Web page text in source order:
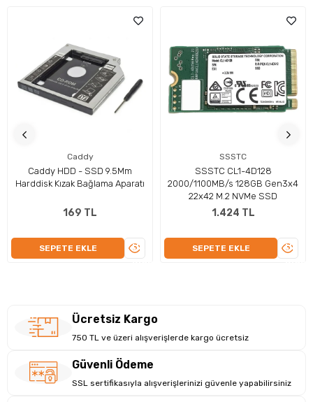
Caddy
Caddy HDD - SSD 9.5Mm
Harddisk Kızak Bağlama Aparatı
169 TL
SEPETE EKLE
ÜRÜNÜ
SSSTC
SSSTC CL1-4D128
2000/1100MB/s 128GB Gen3x4
22x42 M.2 NVMe SSD
1.424 TL
SEPETE EKLE
Ücretsiz Kargo
750 TL ve üzeri alışverişlerde kargo ücretsiz
Güvenli Ödeme
SSL sertifikasıyla alışverişlerinizi güvenle yapabilirsiniz